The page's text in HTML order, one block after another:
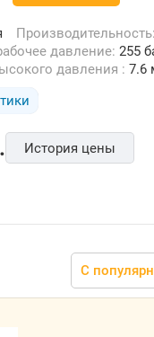
Производительность:
давление: 255
давления : 7.6
История цены
С